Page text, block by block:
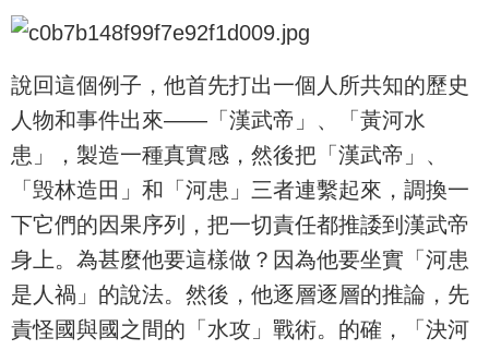
說回這個例子，他首先打出一個人所共知的歷史
人物和事件出來——「漢武帝」、「黃河水
患」，製造一種真實感，然後把「漢武帝」、
「毁林造田」和「河患」三者連繫起來，調換一
下它們的因果序列，把一切責任都推諉到漢武帝
身上。為甚麼他要這樣做？因為他要坐實「河患
是人禍」的說法。然後，他逐層逐層的推論，先
責怪國與國之間的「水攻」戰術。的確，「決河